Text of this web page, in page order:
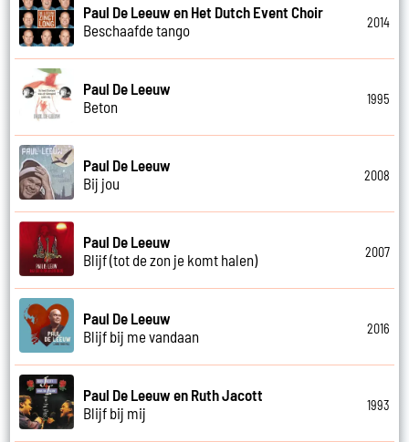
Paul De Leeuw en Het Dutch Event Choir
Beschaafde tango
2014
Paul De Leeuw
Beton
1995
Paul De Leeuw
Bij jou
2008
Paul De Leeuw
Blijf (tot de zon je komt halen)
2007
Paul De Leeuw
Blijf bij me vandaan
2016
Paul De Leeuw en Ruth Jacott
Blijf bij mij
1993